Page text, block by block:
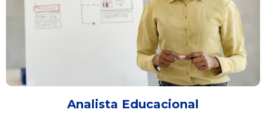
Analista Educacional